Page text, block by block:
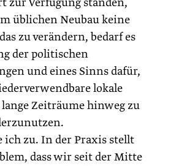
üblichen Neubau keine
zu verändern, bedarf es
der politischen
und eines Sinns dafür,
lokale
Zeiträume hinweg zu
ich zu. In der Praxis stellt
dass wir seit der Mitte